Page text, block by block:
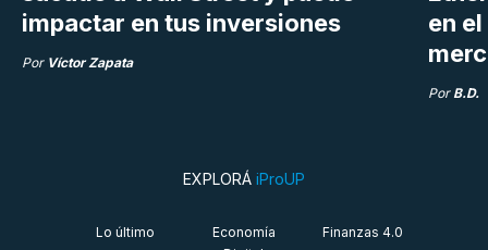
impactar en tus inversiones
Por Víctor Zapata
en
Por B.D.
EXPLORÁ iProUP
Lo último
Economía
Finanzas 4.0